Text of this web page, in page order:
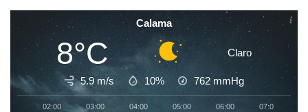
Calama
8°C Claro
5.9 m/s 10% 762 mmHg
02:00 03:00 04:00 05:00 06:00 07:00